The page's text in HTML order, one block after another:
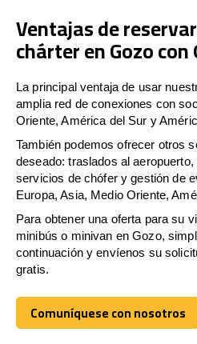
Ventajas de
chárter en Gozo con
La principal ventaja de usar
amplia red de conexiones con
Oriente, América del Sur y
También podemos ofrecer otros
deseado: traslados al
servicios de chófer y gestión de
Europa, Asia, Medio Oriente,
Para obtener una oferta para su
minibús o minivan en Gozo,
continuación y envíenos su
gratis.
Comuníquese con nosotros
Comuníquese con nosotros